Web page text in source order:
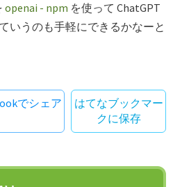
openai - npm を使って ChatGPT
いうのも手軽にできるかなーと
でシェア
はてなブックマー
クに保存